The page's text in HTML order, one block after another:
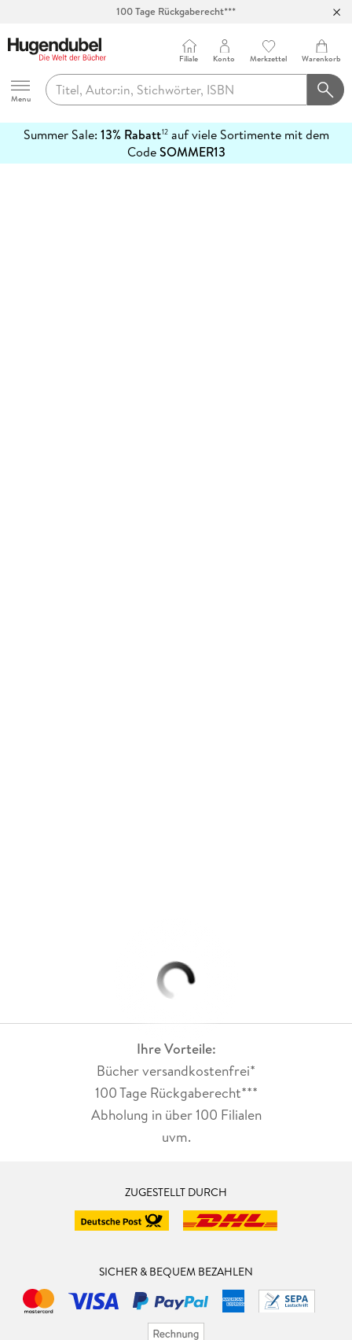
100 Tage Rückgaberecht***
Hugendubel
Menu
Filiale Konto Merkzettel Warenkorb
Summer Sale: 13% Rabatt12auf viele Sortimente mit dem
CodeSOMMER13
erfahren
Ihre Vorteile:
Bücher versandkostenfrei*
100 Tage Rückgaberecht***
Abholung in über 100 Filialen
uvm.
ZUGESTELLT DURCH
SICHER & BEQUEM BEZAHLEN